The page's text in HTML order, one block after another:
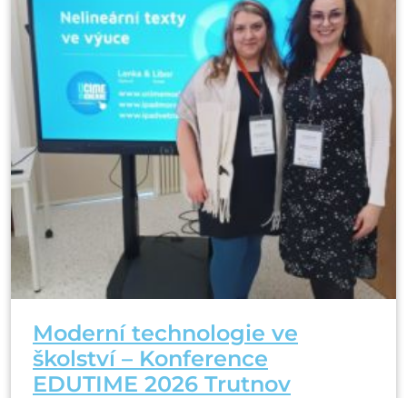
Moderní technologie ve
školství – Konference
EDUTIME 2026 Trutnov